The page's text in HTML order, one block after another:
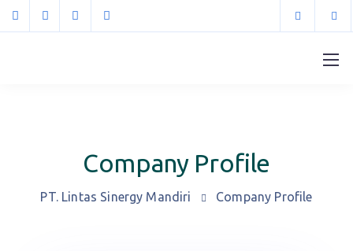
Company Profile
PT. Lintas Sinergy Mandiri Company Profile